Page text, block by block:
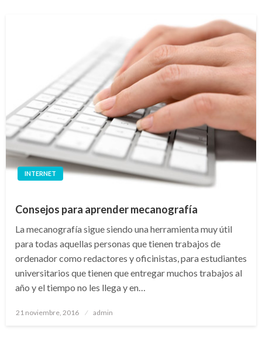
INTERNET
Consejos para aprender mecanografía
La mecanografía sigue siendo una herramienta muy útil
para todas aquellas personas que tienen trabajos de
ordenador como redactores y oficinistas, para estudiantes
universitarios que tienen que entregar muchos trabajos al
año y el tiempo no les llega y en…
Publicado
21 noviembre, 2016 admin